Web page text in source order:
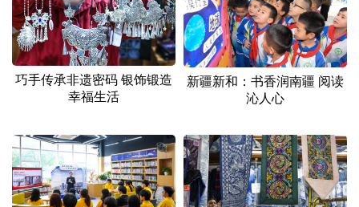
巧手传承非遗密码 银饰锻造
幸福生活
新疆新和：书香润南疆 阅读
沁人心